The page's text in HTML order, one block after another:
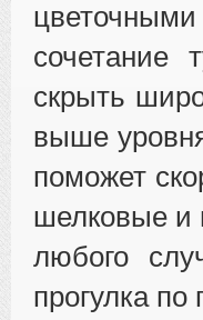
сочетание
скрыть
выше
поможет
шелковые и
любого
прогулка по